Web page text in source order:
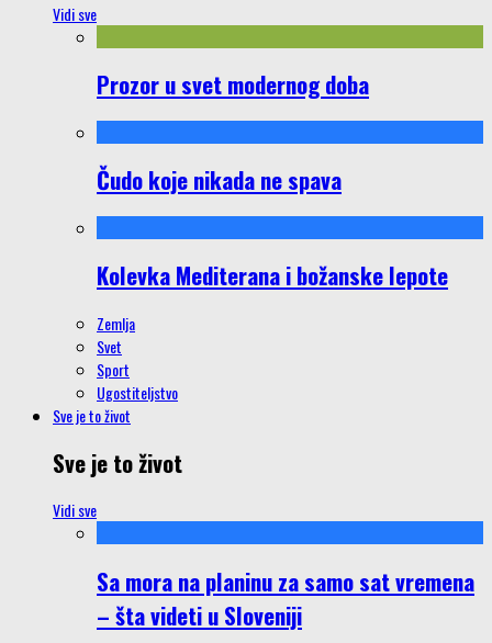
Vidi sve
Prozor u svet modernog doba
Čudo koje nikada ne spava
Kolevka Mediterana i božanske lepote
Zemlja
Svet
Sport
Ugostiteljstvo
Sve je to život
Sve je to život
Vidi sve
Sa mora na planinu za samo sat vremena
– šta videti u Sloveniji